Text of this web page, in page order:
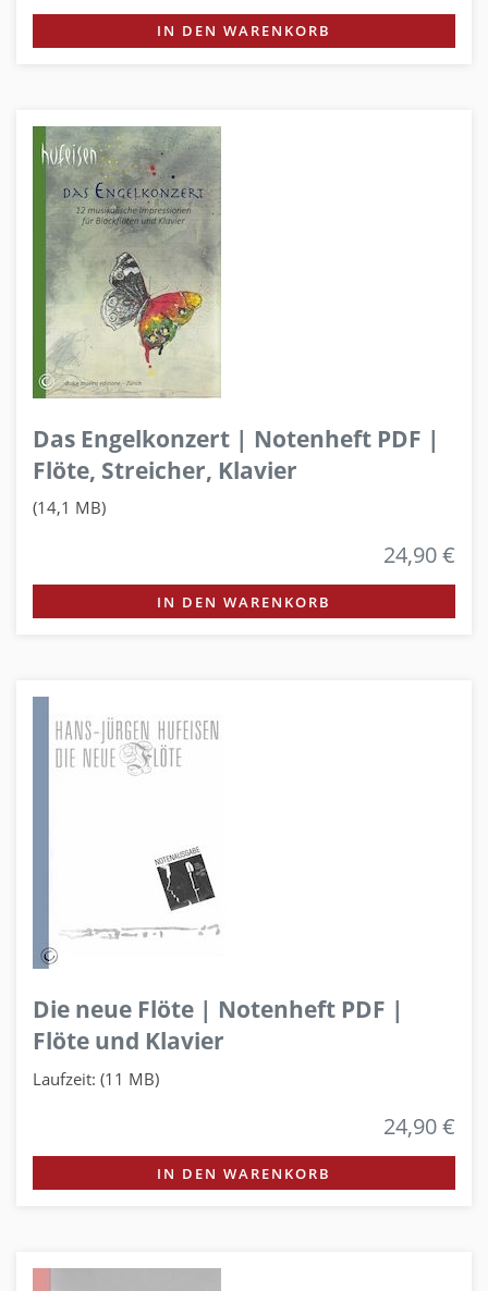
IN DEN WARENKORB
Das Engelkonzert | Notenheft PDF |
Flöte, Streicher, Klavier
(14,1 MB)
24,90 €
IN DEN WARENKORB
Die neue Flöte | Notenheft PDF |
Flöte und Klavier
Laufzeit: (11 MB)
24,90 €
IN DEN WARENKORB